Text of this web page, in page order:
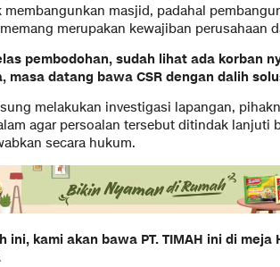
masjid, padahal
merupakan kewajiban perusahaan
pembodohan, sudah lihat ada korban
masa datang bawa CSR dengan dalih
melakukan investigasi lapangan,
agar persoalan tersebut ditindak lanjuti
secara hukum.
ini, kami akan bawa PT. TIMAH ini di meja